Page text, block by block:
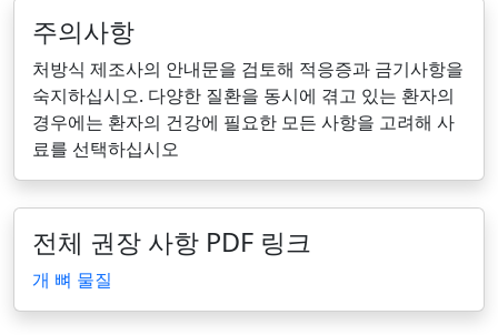
주의사항
처방식 제조사의 안내문을 검토해 적응증과 금기사항을
숙지하십시오. 다양한 질환을 동시에 겪고 있는 환자의
경우에는 환자의 건강에 필요한 모든 사항을 고려해 사
료를 선택하십시오
전체 권장 사항 PDF 링크
개 뼈 물질